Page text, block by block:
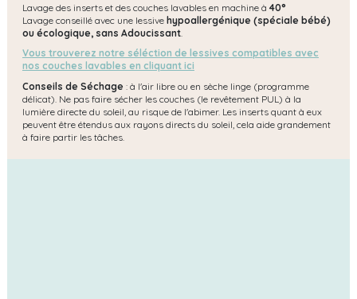
Lavage des inserts et des couches lavables en machine à 40°
Lavage conseillé avec une lessive hypoallergénique (spéciale bébé)
ou écologique, sans Adoucissant
Vous trouverez notre séléction de lessives compatibles avec
nos couches lavables en cliquant ici
Conseils de Séchage : à l'air libre ou en sèche linge (programme
délicat). Ne pas faire sécher les couches (le revêtement PUL) à la
lumière directe du soleil, au risque de l'abimer. Les inserts quant à eux
peuvent être étendus aux rayons directs du soleil, cela aide grandement
à faire partir les tâches.